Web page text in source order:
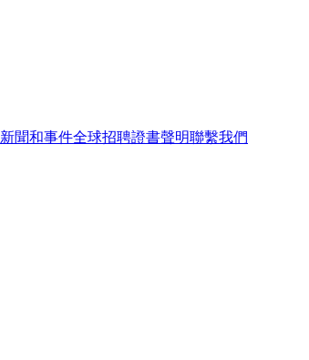
新聞和事件全球招聘證書聲明聯繫我們